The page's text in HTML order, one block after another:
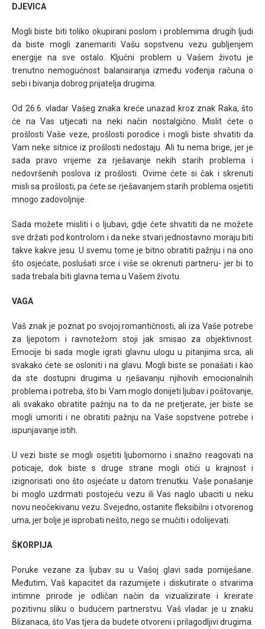
DJEVICA
Mogli biste biti toliko okupirani poslom i problemima drugih ljudi
da biste mogli zanemariti Vašu sopstvenu vezu gubljenjem
energije na sve ostalo. Ključni problem u Vašem životu je
trenutno nemogućnost balansiranja između vođenja računa o
sebi i bivanja dobrog prijatelja drugima.
Od 26.6. vladar Vašeg znaka kreće unazad kroz znak Raka, što
će na Vas utjecati na neki način nostalgično. Mislit ćete o
prošlosti Vaše veze, prošlosti porodice i mogli biste shvatiti da
Vam neke sitnice iz prošlosti nedostaju. Ali tu nema brige, jer je
sada pravo vrijeme za rješavanje nekih starih problema i
nedovršenih poslova iz prošlosti. Ovime ćete si čak i skrenuti
misli sa prošlosti, pa ćete se rješavanjem starih problema osjetiti
mnogo zadovoljnije.
Sada možete misliti i o ljubavi, gdje ćete shvatiti da ne možete
sve držati pod kontrolom i da neke stvari jednostavno moraju biti
takve kakve jesu. U svemu tome je bitno obratiti pažnju i na ono
što osjećate, poslušati srce i više se okrenuti partneru- jer bi to
sada trebala biti glavna tema u Vašem životu.
VAGA
Vaš znak je poznat po svojoj romantičnosti, ali iza Vaše potrebe
za ljepotom i ravnotežom stoji jak smisao za objektivnost.
Emocije bi sada mogle igrati glavnu ulogu u pitanjima srca, ali
svakako ćete se osloniti i na glavu. Mogli biste se ponašati i kao
da ste dostupni drugima u rješavanju njihovih emocionalnih
problema i potreba, što bi Vam moglo donijeti ljubav i poštovanje,
ali svakako obratite pažnju na to da ne pretjerate, jer biste se
mogli umoriti i ne obratiti pažnju na Vaše sopstvene potrebe i
ispunjavanje istih.
U vezi biste se mogli osjetiti ljubomorno i snažno reagovati na
poticaje, dok biste s druge strane mogli otići u krajnost i
izignorisati ono što osjećate u datom trenutku. Vaše ponašanje
bi moglo uzdrmati postojeću vezu ili Vas naglo ubaciti u neku
novu neočekivanu vezu. Svejedno, ostanite fleksibilni i otvorenog
uma, jer bolje je isprobati nešto, nego se mučiti i odolijevati.
ŠKORPIJA
Poruke vezane za ljubav su u Vašoj glavi sada pomiješane.
Međutim, Vaš kapacitet da razumijete i diskutirate o stvarima
intimne prirode je odličan način da vizualizirate i kreirate
pozitivnu sliku o budućem partnerstvu. Vaš vladar je u znaku
Blizanaca, što Vas tjera da budete otvoreni i prilagodljivi drugima.